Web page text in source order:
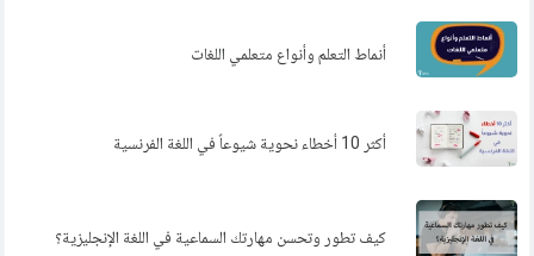
أنماط التعلم وأنواع متعلمي اللغات
أكثر 10 أخطاء نحوية شيوعاً في اللغة الفرنسية
كيف تطور وتحسن مهارتك السماعية في اللغة الإنجليزية؟